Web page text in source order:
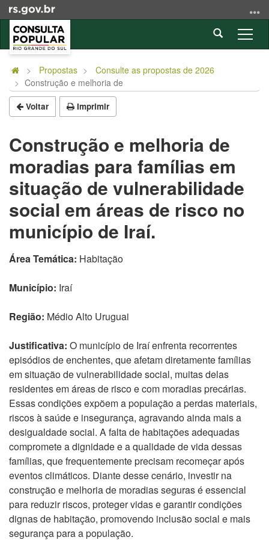
para
conteúdo
para
menu
para
busca
a
Abrir
a
Início
conteúdo
Propostas
Consulte as propostas de 2026
Construção e melhoria de
Voltar Imprimir
Construção e melhoria de
moradias para famílias em
situação de vulnerabilidade
social em áreas de risco no
município de Iraí.
Área Temática: Habitação
Município: Iraí
Região: Médio Alto Uruguai
Justificativa: O município de Iraí enfrenta recorrentes
episódios de enchentes, que afetam diretamente famílias
em situação de vulnerabilidade social, muitas delas
residentes em áreas de risco e com moradias precárias.
Essas condições expõem a população a perdas materiais,
riscos à saúde e insegurança, agravando ainda mais a
desigualdade social. A falta de habitações adequadas
compromete a dignidade e a qualidade de vida dessas
famílias, que frequentemente precisam recomeçar após
eventos climáticos. Diante desse cenário, investir na
construção e melhoria de moradias seguras é essencial
para reduzir riscos, proteger vidas e garantir condições
dignas de habitação, promovendo inclusão social e mais
segurança para a população.